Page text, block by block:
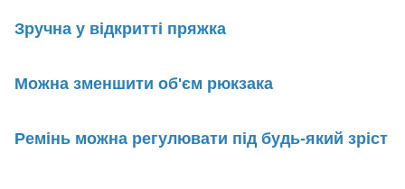
Зручна у відкритті пряжка
Можна зменшити об'єм рюкзака
Ремінь можна регулювати під будь-який зріст